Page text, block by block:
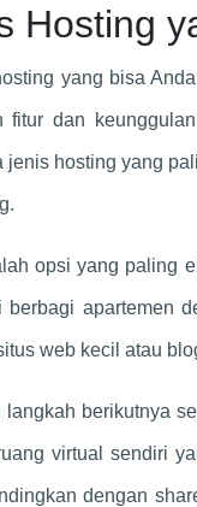
Hosting
yang bisa
fitur dan
jenis hosting yang
opsi yang paling
apartemen
web kecil atau
langkah berikutnya
virtual sendiri
dengan